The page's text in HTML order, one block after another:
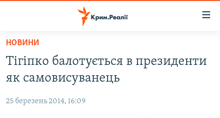
Перейти
основного
матеріалу
до
ПОЛІТИКА
НОВИНИ
Тігіпко балотується в президенти
як самовисуванець
25 березень 2014, 16:09